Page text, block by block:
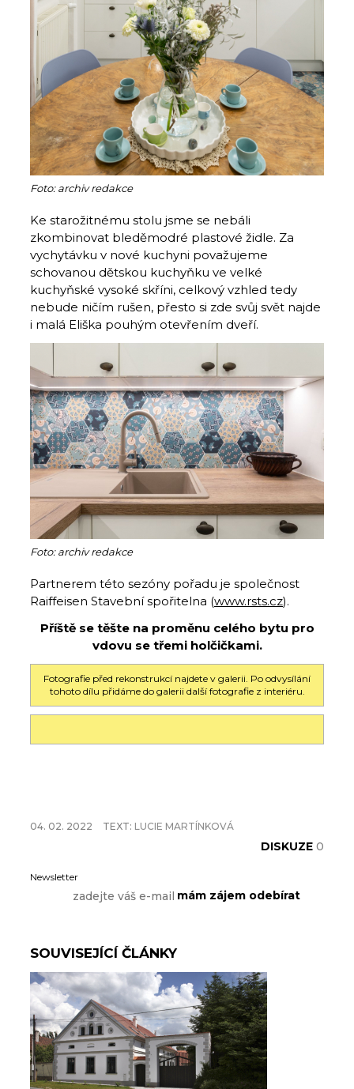
Foto: archiv redakce
Ke starožitnému stolu jsme se nebáli
zkombinovat bleděmodré plastové židle. Za
vychytávku v nové kuchyni považujeme
schovanou dětskou kuchyňku ve velké
kuchyňské vysoké skříni, celkový vzhled tedy
nebude ničím rušen, přesto si zde svůj svět najde
i malá Eliška pouhým otevřením dveří.
Foto: archiv redakce
Partnerem této sezóny pořadu je společnost
Raiffeisen Stavební spořitelna (www.rsts.cz).
Příště se těšte na proměnu celého bytu pro
vdovu se třemi holčičkami.
Fotografie před rekonstrukcí najdete v galerii. Po odvysílání
tohoto dílu přidáme do galerii další fotografie z interiéru.
04. 02. 2022 TEXT: LUCIE MARTÍNKOVÁ
DISKUZE 0
Newsletter
SOUVISEJÍCÍ ČLÁNKY